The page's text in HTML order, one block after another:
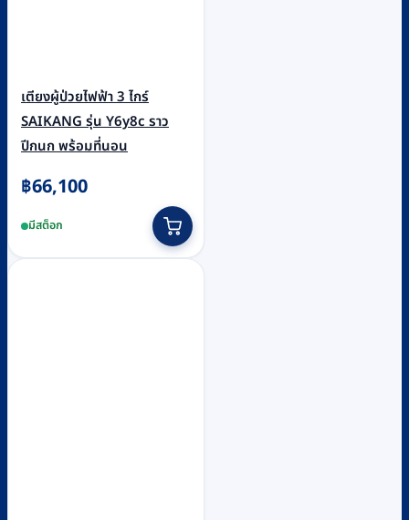
เตียงผู้ป่วยไฟฟ้า 3 ไกร์
SAIKANG รุ่น Y6y8c ราว
ปีกนก พร้อมที่นอน
฿66,100
มีสต็อก